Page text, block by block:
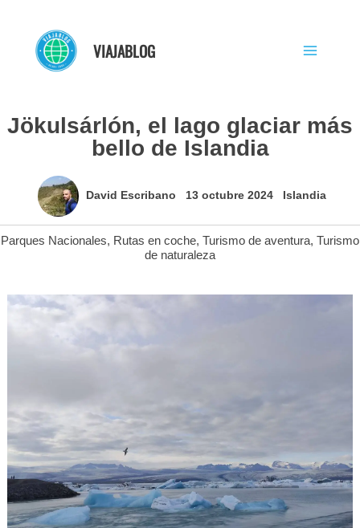
contenido
VIAJABLOG
Jökulsárlón, el lago glaciar más
bello de Islandia
David Escribano 13 octubre 2024 Islandia
Parques Nacionales, Rutas en coche, Turismo de aventura, Turismo
de naturaleza